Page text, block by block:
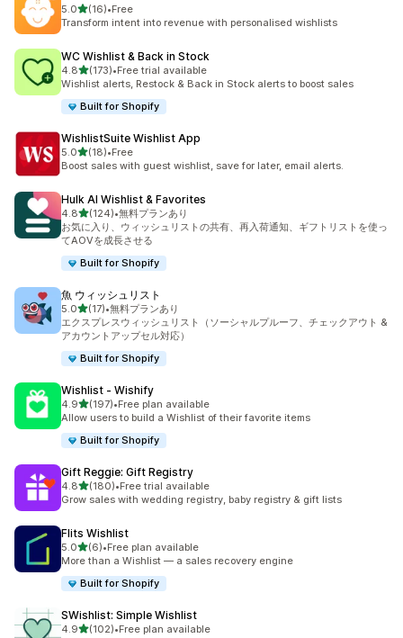
5.05つ星中
(16)
合計レビュー数：16件
•Free
Transform intent into revenue with personalised wishlists
WC Wishlist & Back in Stock
4.85つ星中
(173)
合計レビュー数：173件
•Free trial available
Wishlist alerts, Restock & Back in Stock alerts to boost sales
Built for Shopify
WishlistSuite Wishlist App
5.05つ星中
(18)
合計レビュー数：18件
•Free
Boost sales with guest wishlist, save for later, email alerts.
Hulk AI Wishlist & Favorites
4.85つ星中
(124)
合計レビュー数：124件
•無料プランあり
お気に入り、ウィッシュリストの共有、再入荷通知、ギフトリストを使っ
てAOVを成長させる
Built for Shopify
魚 ウィッシュリスト
5.05つ星中
(17)
合計レビュー数：17件
•無料プランあり
エクスプレスウィッシュリスト（ソーシャルプルーフ、チェックアウト &
アカウントアップセル対応）
Built for Shopify
Wishlist ‑ Wishify
4.95つ星中
(197)
合計レビュー数：197件
•Free plan available
Allow users to build a Wishlist of their favorite items
Built for Shopify
Gift Reggie: Gift Registry
4.85つ星中
(180)
合計レビュー数：180件
•Free trial available
Grow sales with wedding registry, baby registry & gift lists
Flits Wishlist
5.05つ星中
(6)
合計レビュー数：6件
•Free plan available
More than a Wishlist — a sales recovery engine
Built for Shopify
SWishlist: Simple Wishlist
4.95つ星中
(102)
合計レビュー数：102件
•Free plan available